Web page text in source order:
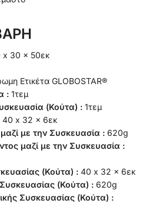
x 30 x 50εκ
Ετικέτα GLOBOSTAR®
: 1τεμ
(Κούτα) : 1τεμ
40 x 32 x 6εκ
με την Συσκευασία : 620g
μαζί με την Συσκευασία :
(Κούτα) : 40 x 32 x 6εκ
(Κούτα) : 620g
Συσκευασίας (Κούτα) :